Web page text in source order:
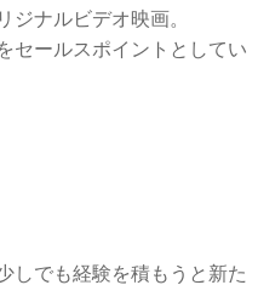
ジナルビデオ映画。
セールスポイントとしてい
しでも経験を積もうと新た